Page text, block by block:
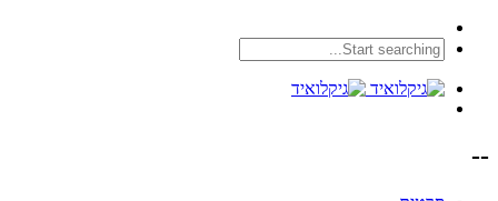
--